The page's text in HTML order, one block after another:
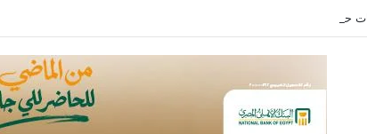
شيرين عبدالوهاب بالأمس